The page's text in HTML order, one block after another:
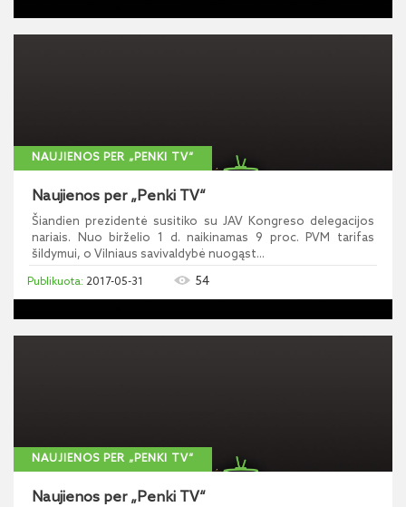
NAUJIENOS PER „PENKI TV“
Naujienos per „Penki TV“
Šiandien prezidentė susitiko su JAV Kongreso delegacijos
nariais. Nuo birželio 1 d. naikinamas 9 proc. PVM tarifas
šildymui, o Vilniaus savivaldybė nuogąst...
2017-05-31 54
NAUJIENOS PER „PENKI TV“
Naujienos per „Penki TV“